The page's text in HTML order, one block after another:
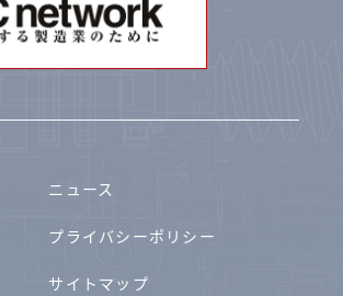
ニュース
プライバシーポリシー
サイトマップ